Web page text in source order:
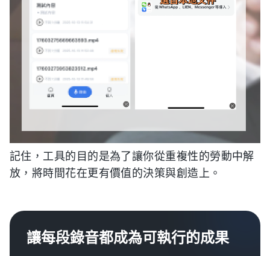
記住，工具的目的是為了讓你從重複性的勞動中解
放，將時間花在更有價值的決策與創造上。
讓每段錄音都成為可執行的成果